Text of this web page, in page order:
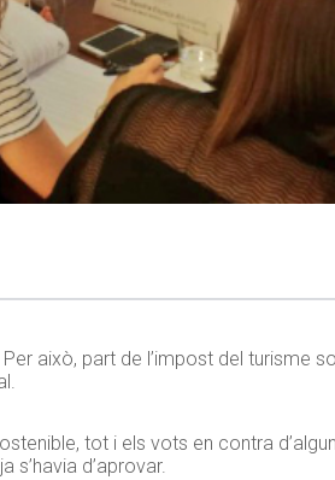
Per això, part de l’impost del turisme
tot i els vots en contra
s’havia d’aprovar.